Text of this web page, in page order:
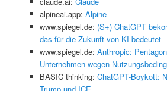
alpineai.app: Alpine
www.spiegel.de: (S+) ChatGPT
das für die Zukunft von KI bedeutet
www.spiegel.de: Anthropic:
Unternehmen wegen
BASIC thinking: ChatGPT-Boykott: